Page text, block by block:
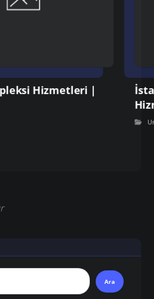
Hizmetleri |